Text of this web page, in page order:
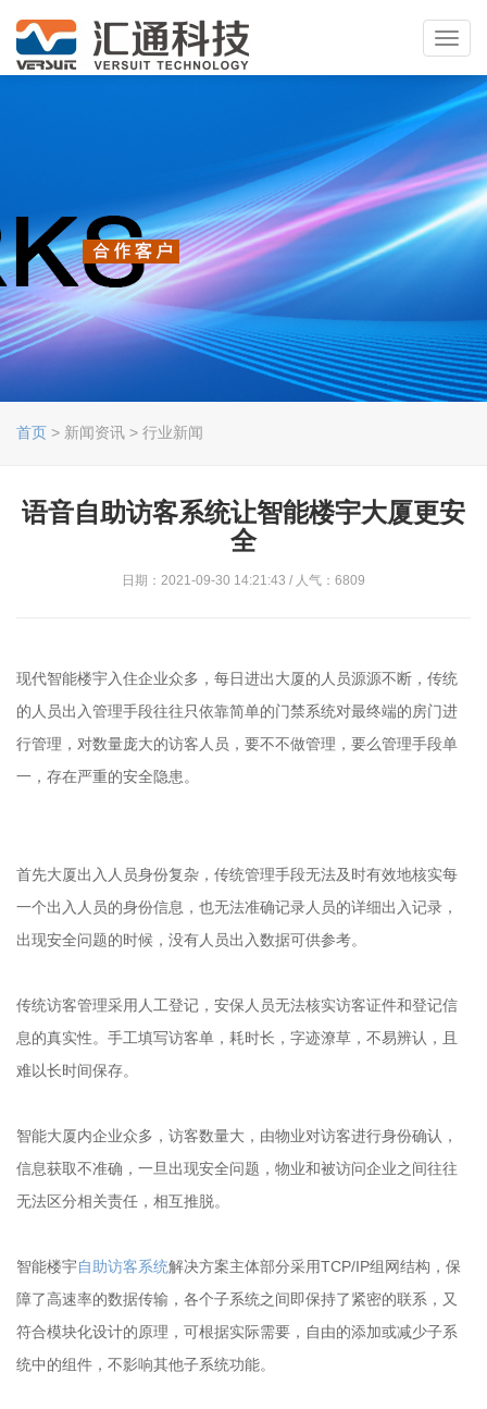
首页 > 新闻资讯 > 行业新闻
语音自助访客系统让智能楼宇大厦更安
全
日期：2021-09-30 14:21:43 / 人气：6809
现代智能楼宇入住企业众多，每日进出大厦的人员源源不断，传统
的人员出入管理手段往往只依靠简单的门禁系统对最终端的房门进
行管理，对数量庞大的访客人员，要不不做管理，要么管理手段单
一，存在严重的安全隐患。
首先大厦出入人员身份复杂，传统管理手段无法及时有效地核实每
一个出入人员的身份信息，也无法准确记录人员的详细出入记录，
出现安全问题的时候，没有人员出入数据可供参考。
传统访客管理采用人工登记，安保人员无法核实访客证件和登记信
息的真实性。手工填写访客单，耗时长，字迹潦草，不易辨认，且
难以长时间保存。
智能大厦内企业众多，访客数量大，由物业对访客进行身份确认，
信息获取不准确，一旦出现安全问题，物业和被访问企业之间往往
无法区分相关责任，相互推脱。
智能楼宇自助访客系统解决方案主体部分采用TCP/IP组网结构，保
障了高速率的数据传输，各个子系统之间即保持了紧密的联系，又
符合模块化设计的原理，可根据实际需要，自由的添加或减少子系
统中的组件，不影响其他子系统功能。